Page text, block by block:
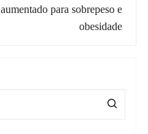
aumentado para sobrepeso e
obesidade